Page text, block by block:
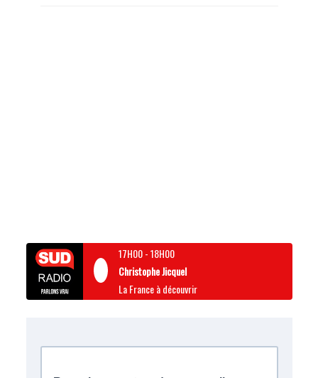
17H00-18H00
Christophe Jicquel
La France à découvrir